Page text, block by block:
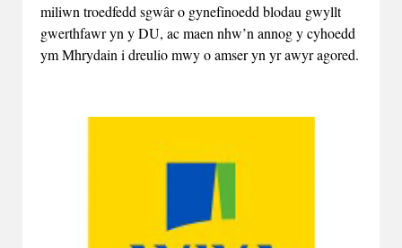
miliwn troedfedd sgwâr o gynefinoedd blodau gwyllt
gwerthfawr yn y DU, ac maen nhw’n annog y cyhoedd
ym Mhrydain i dreulio mwy o amser yn yr awyr agored.